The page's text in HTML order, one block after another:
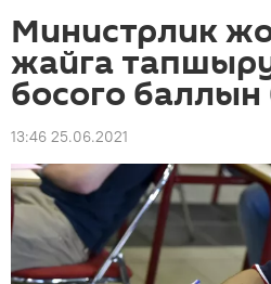
Министрлик
жайга
босого баллын
13:46 25.06.2021